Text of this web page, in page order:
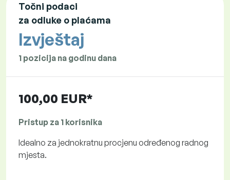
Točni podaci
za odluke o plaćama
Izvještaj
1 pozicija na godinu dana
100,00 EUR*
Pristup za 1 korisnika
Idealno za jednokratnu procjenu određenog radnog
mjesta.